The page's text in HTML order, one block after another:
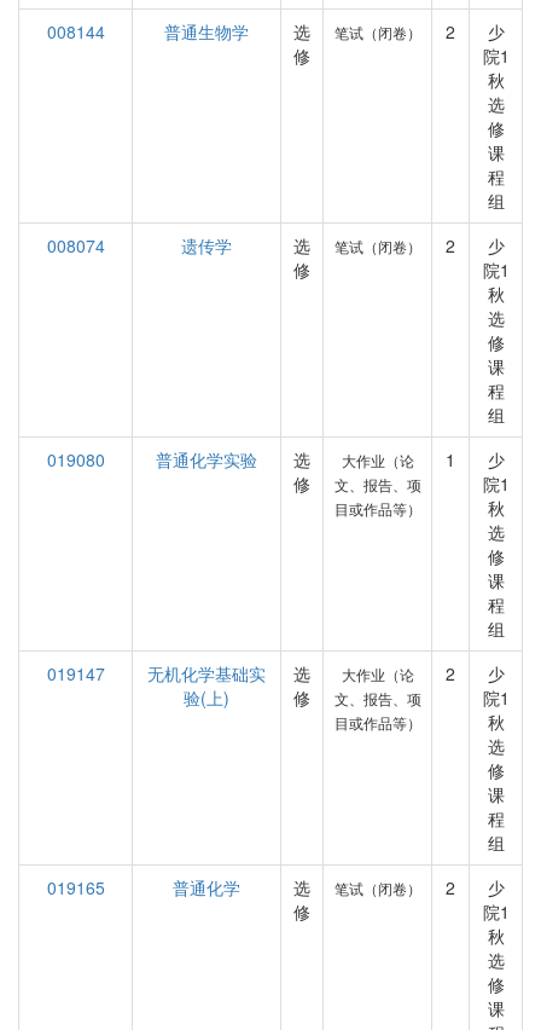
008144
普通生物学
选
修
笔试（闭卷） 2
少
院1
秋
选
修
课
程
组
008074
遗传学
选
修
笔试（闭卷） 2
少
院1
秋
选
修
课
程
组
019080
普通化学实验
选
修
大作业（论
文、报告、项
目或作品等）
1
少
院1
秋
选
修
课
程
组
019147
无机化学基础实
验(上)
选
修
大作业（论
文、报告、项
目或作品等）
2
少
院1
秋
选
修
课
程
组
019165
普通化学
选
修
笔试（闭卷） 2
少
院1
秋
选
修
课